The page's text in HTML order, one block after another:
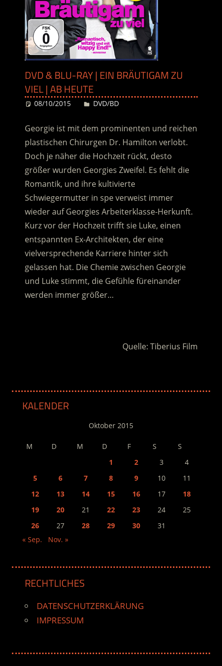
DVD & BLU-RAY | EIN BRÄUTIGAM ZU
VIEL | AB HEUTE
08/10/2015 Desiree
DVD/BD
Georgie ist mit dem prominenten und reichen
plastischen Chirurgen Dr. Hamilton verlobt.
Doch je näher die Hochzeit rückt, desto
größer wurden Georgies Zweifel. Es fehlt die
Romantik, und ihre kultivierte
Schwiegermutter in spe verweist immer
wieder auf Georgies Arbeiterklasse-Herkunft.
Kurz vor der Hochzeit trifft sie Luke, einen
entspannten Ex-Architekten, der eine
vielversprechende Karriere hinter sich
gelassen hat. Die Chemie zwischen Georgie
und Luke stimmt, die Gefühle füreinander
werden immer größer…
Quelle: Tiberius Film
KALENDER
Oktober 2015
M D M D F S
S
1
2 3
4
5
6 7 8 9 10
11
12
13 14 15 16 17
18
19
20 21 22 23 24
25
26
27 28 29 30
31
« Sep.
Nov. »
RECHTLICHES
DATENSCHUTZERKLÄRUNG
IMPRESSUM